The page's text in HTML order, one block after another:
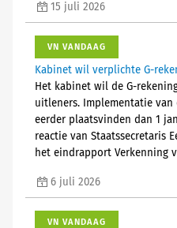
15 juli 2026
VN VANDAAG
Kabinet wil verplichte G-
Het kabinet wil de G-
uitleners. Implementatie
eerder plaatsvinden dan 1
reactie van Staatssecretaris
het eindrapport Verkenning
6 juli 2026
VN VANDAAG